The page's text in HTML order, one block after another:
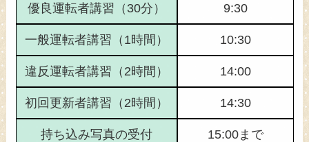
優良運転者講習（30分） 9:30
一般運転者講習（1時間） 10:30
違反運転者講習（2時間） 14:00
初回更新者講習（2時間） 14:30
持ち込み写真の受付 15:00まで